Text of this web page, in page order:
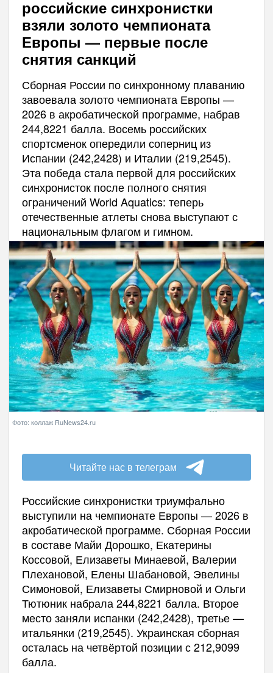
российские синхронистки
взяли золото чемпионата
Европы — первые после
снятия санкций
Сборная России по синхронному плаванию
завоевала золото чемпионата Европы —
2026 в акробатической программе, набрав
244,8221 балла. Восемь российских
спортсменок опередили соперниц из
Испании (242,2428) и Италии (219,2545).
Эта победа стала первой для российских
синхронисток после полного снятия
ограничений World Aquatics: теперь
отечественные атлеты снова выступают с
национальным флагом и гимном.
Фото: коллаж RuNews24.ru
Читайте нас в телеграм
Российские синхронистки триумфально
выступили на чемпионате Европы — 2026 в
акробатической программе. Сборная России
в составе Майи Дорошко, Екатерины
Коссовой, Елизаветы Минаевой, Валерии
Плехановой, Елены Шабановой, Эвелины
Симоновой, Елизаветы Смирновой и Ольги
Тютюник набрала 244,8221 балла. Второе
место заняли испанки (242,2428), третье —
итальянки (219,2545). Украинская сборная
осталась на четвёртой позиции с 212,9099
балла.